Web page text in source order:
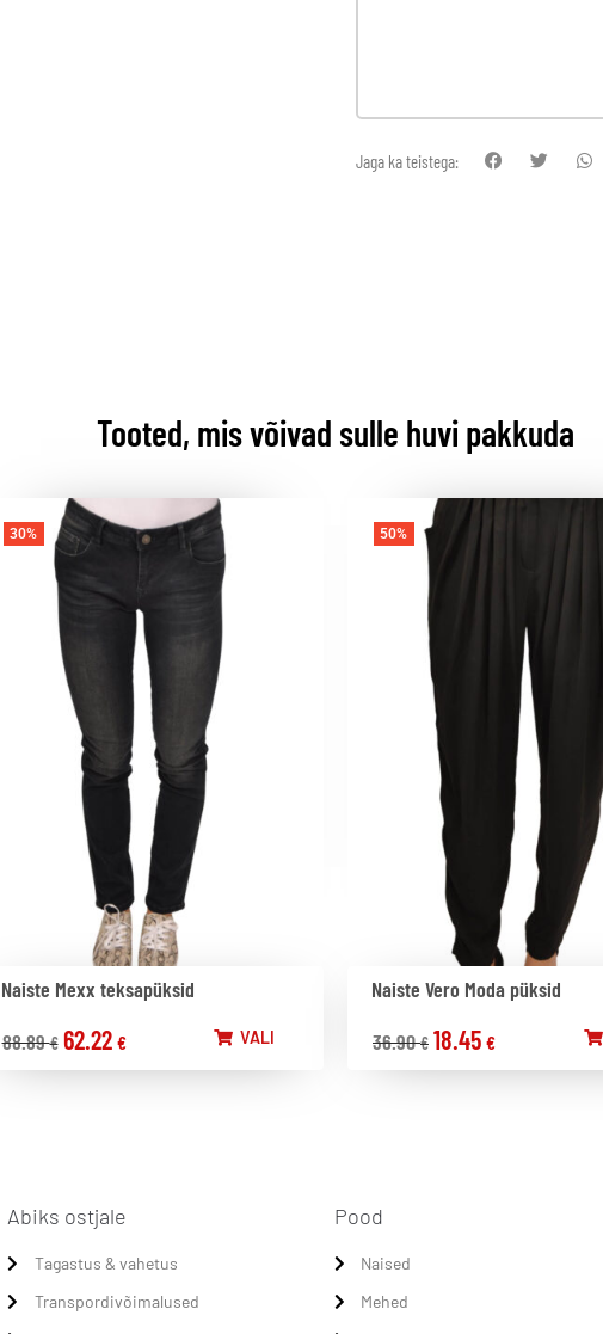
Jaga ka teistega:
Tooted, mis võivad sulle huvi pakkuda
30%
Naiste Mexx teksapüksid
88.89€ 62.22 € VALI
50%
Naiste Vero Moda püksid
36.90€ 18.45 €
Abiks ostjale
Tagastus & vahetus
Transpordivõimalused
Pood
Naised
Mehed